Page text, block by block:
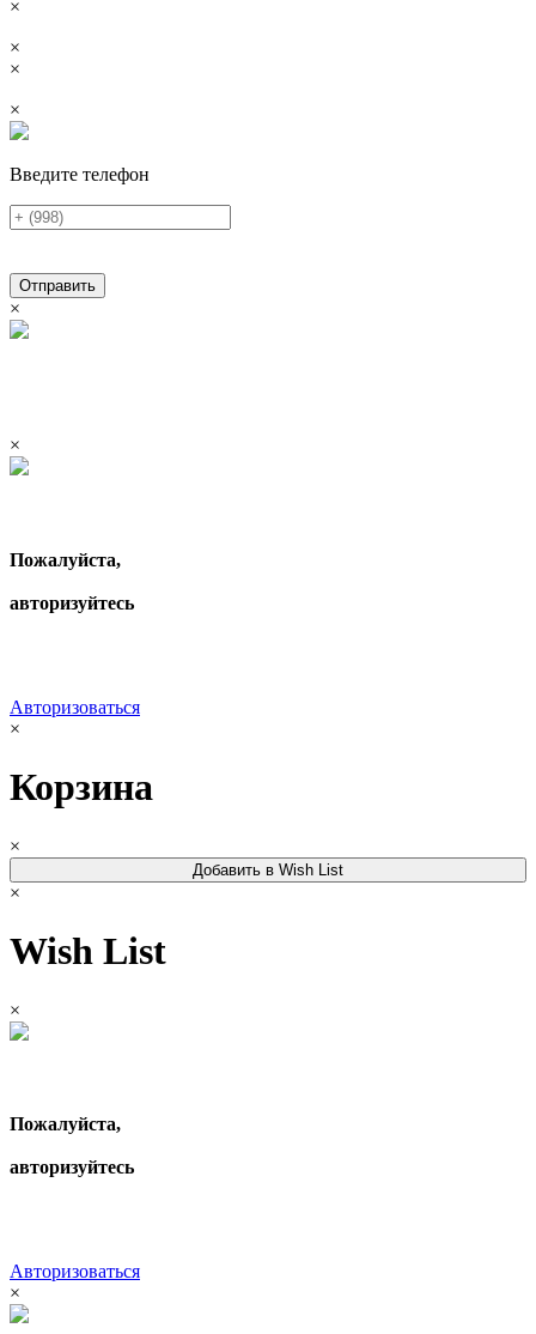
×
×
×
×
Введите телефон
Отправить
×
×
Пожалуйста,
авторизуйтесь
Авторизоваться
×
Корзина
×
Добавить в Wish List
×
Wish List
×
Пожалуйста,
авторизуйтесь
Авторизоваться
×